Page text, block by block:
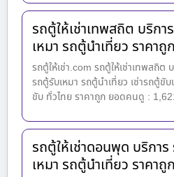
รถตู้ให้เช่าเทพสถิต บริกา
เหมา รถตู้นำเที่ยว ราคาถูก
รถตู้ให้เช่า.com รถตู้ให้เช่าเทพสถิต
รถตู้รับเหมา รถตู้นำเที่ยว เช่ารถตู้ขั
ขับ ทั่วไทย ราคาถูก ยอดคนดู :
รถตู้ให้เช่าดอนพุด บริการ
เหมา รถตู้นำเที่ยว ราคาถูก